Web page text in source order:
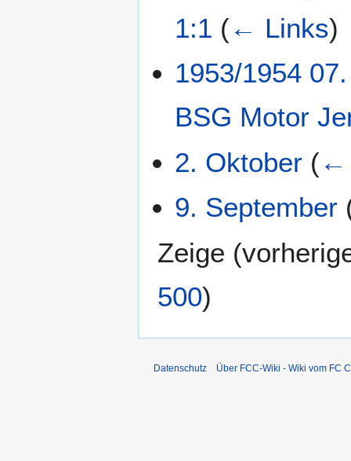
1:1 (← Links)
1953/1954
BSG Motor
2. Oktober (←
9. September
Zeige (
500)
Datenschutz Über FCC-Wiki - Wiki vom FC